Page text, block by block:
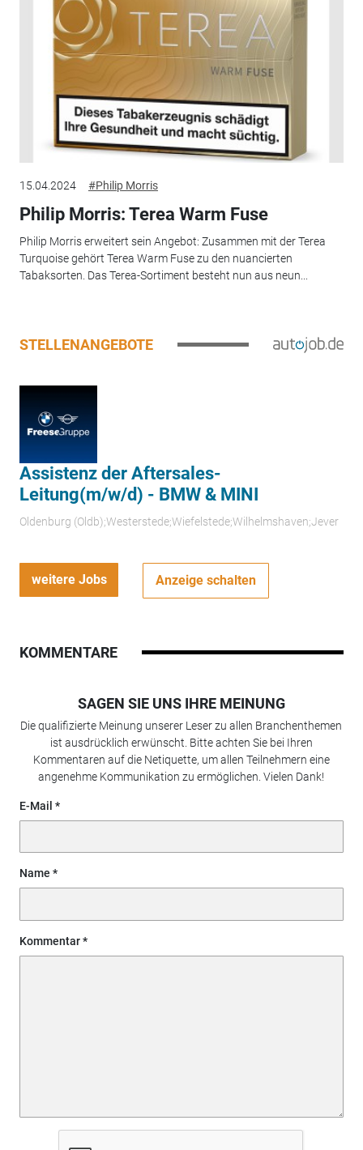
15.04.2024 #Philip Morris
Philip Morris: Terea Warm Fuse
Philip Morris erweitert sein Angebot: Zusammen mit der Terea
Turquoise gehört Terea Warm Fuse zu den nuancierten
Tabaksorten. Das Terea-Sortiment besteht nun aus neun...
STELLENANGEBOTE
Assistenz der Aftersales-
Leitung(m/w/d) - BMW & MINI
Oldenburg (Oldb);Westerstede;Wiefelstede;Wilhelmshaven;Jever
weitere Jobs Anzeige schalten
KOMMENTARE
SAGEN SIE UNS IHRE MEINUNG
Die qualifizierte Meinung unserer Leser zu allen Branchenthemen
ist ausdrücklich erwünscht. Bitte achten Sie bei Ihren
Kommentaren auf die Netiquette, um allen Teilnehmern eine
angenehme Kommunikation zu ermöglichen. Vielen Dank!
E-Mail
Name
Kommentar